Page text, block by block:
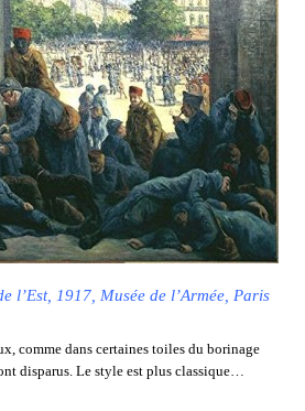
l’Est, 1917, Musée de l’Armée, Paris
comme dans certaines toiles du borinage
disparus. Le style est plus classique…